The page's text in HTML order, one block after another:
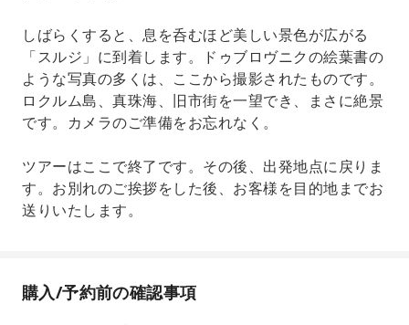
しばらくすると、息を呑むほど美しい景色が広がる
「スルジ」に到着します。ドゥブロヴニクの絵葉書の
ような写真の多くは、ここから撮影されたものです。
ロクルム島、真珠海、旧市街を一望でき、まさに絶景
です。カメラのご準備をお忘れなく。
ツアーはここで終了です。その後、出発地点に戻りま
す。お別れのご挨拶をした後、お客様を目的地までお
送りいたします。
購入/予約前の確認事項